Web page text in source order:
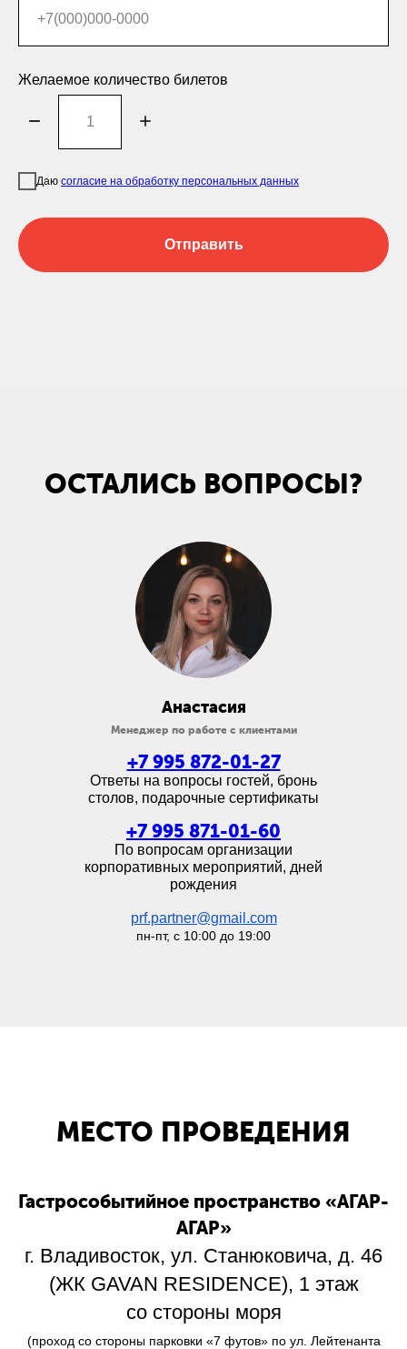
Желаемое количество билетов
Даю согласие на обработку персональных данных
Отправить
ОСТАЛИСЬ ВОПРОСЫ?
Анастасия
Менеджер по работе с клиентами
+7 995 872-01-27
Ответы на вопросы гостей, бронь
столов, подарочные сертификаты
+7 995 871-01-60
По вопросам организации
корпоративных мероприятий, дней
рождения
prf.partner@gmail.com
пн-пт, с 10:00 до 19:00
МЕСТО ПРОВЕДЕНИЯ
Гастрособытийное пространство «АГАР-
АГАР»
г. Владивосток, ул. Станюковича, д. 46
(ЖК GAVAN RESIDENCE), 1 этаж
со стороны моря
(проход со стороны парковки «7 футов» по ул. Лейтенанта